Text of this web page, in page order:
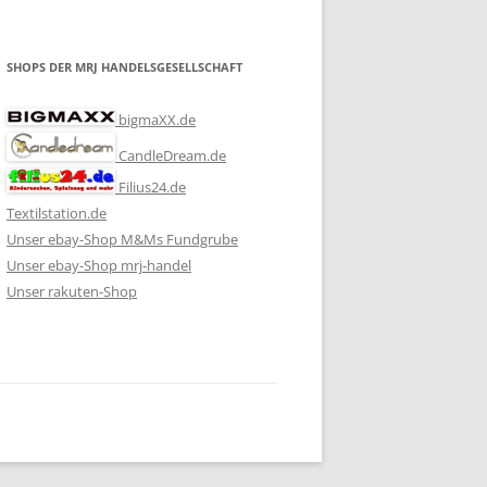
SHOPS DER MRJ HANDELSGESELLSCHAFT
bigmaXX.de
CandleDream.de
Filius24.de
Textilstation.de
Unser ebay-Shop M&Ms Fundgrube
Unser ebay-Shop mrj-handel
Unser rakuten-Shop